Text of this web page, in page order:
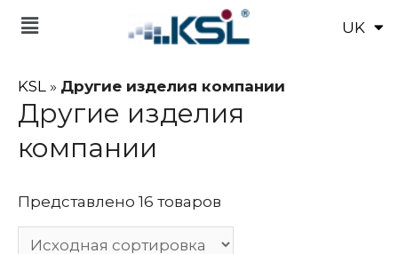
UK
EN
KSL » Другие изделия компании
Другие изделия
компании
Представлено 16 товаров